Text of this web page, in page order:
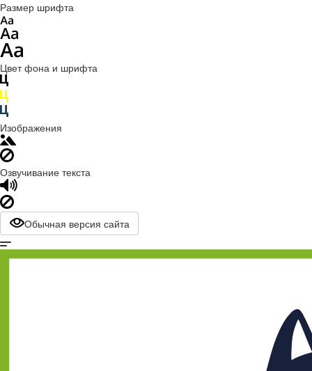
Размер шрифта
Цвет фона и шрифта
Изображения
Озвучивание текста
Обычная версия сайта